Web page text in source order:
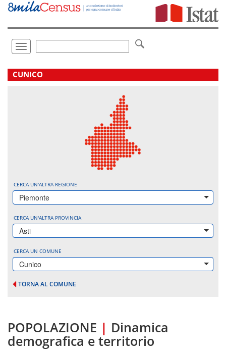
Vai
direttamente
Toggle
navigation
.
CUNICO
CERCA UN'ALTRA REGIONE
Piemonte
CERCA UN'ALTRA PROVINCIA
Asti
CERCA UN COMUNE
Cunico
TORNA AL COMUNE
POPOLAZIONE | Dinamica
demografica e territorio